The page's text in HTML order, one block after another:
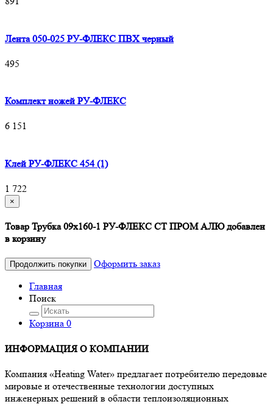
Лента 050-025 РУ-ФЛЕКС ПВХ черный
495
Комплект ножей РУ-ФЛЕКС
6 151
Клей РУ-ФЛЕКС 454 (1)
1 722
×
Товар Трубка 09х160-1 РУ-ФЛЕКС СТ ПРОМ АЛЮ добавлен
в корзину
Продолжить покупки
Оформить заказ
Главная
Поиск
Корзина 0
ИНФОРМАЦИЯ О КОМПАНИИ
Компания «Heating Water» предлагает потребителю передовые
мировые и отечественные технологии доступных
инженерных решений в области теплоизоляционных